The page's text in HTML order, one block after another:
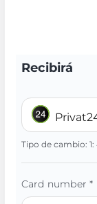
Recibirá
Tipo de cambio: 1:
Card number *